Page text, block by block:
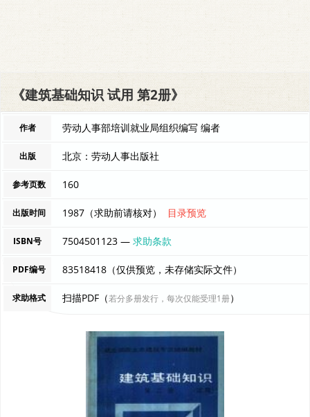
《建筑基础知识 试用 第2册》
作者 劳动人事部培训就业局组织编写 编者
出版 北京：劳动人事出版社
参考页数 160
出版时间 1987（求助前请核对） 目录预览
ISBN号 7504501123 —求助条款
PDF编号 83518418（仅供预览，未存储实际文件）
求助格式 扫描PDF（若分多册发行，每次仅能受理1册）